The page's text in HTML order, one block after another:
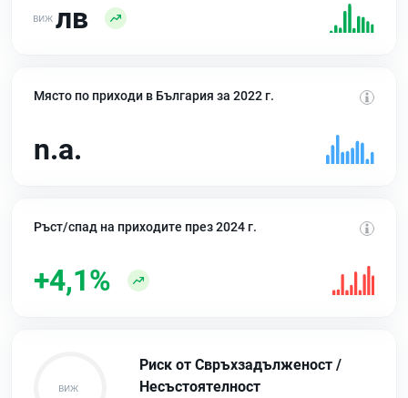
лв
Място по приходи в България за 2022 г.
n.a.
Ръст/спад на приходите през 2024 г.
+4,1%
Риск от Свръхзадълженост /
Несъстоятелност